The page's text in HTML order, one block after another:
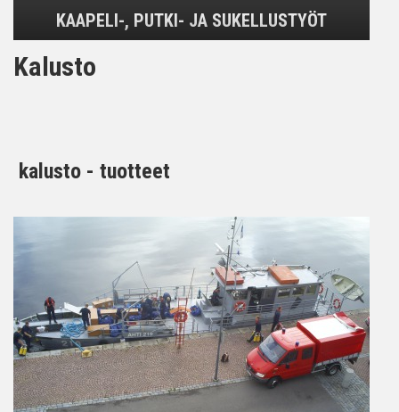
KAAPELI-, PUTKI- JA SUKELLUSTYÖT
Kalusto
kalusto - tuotteet